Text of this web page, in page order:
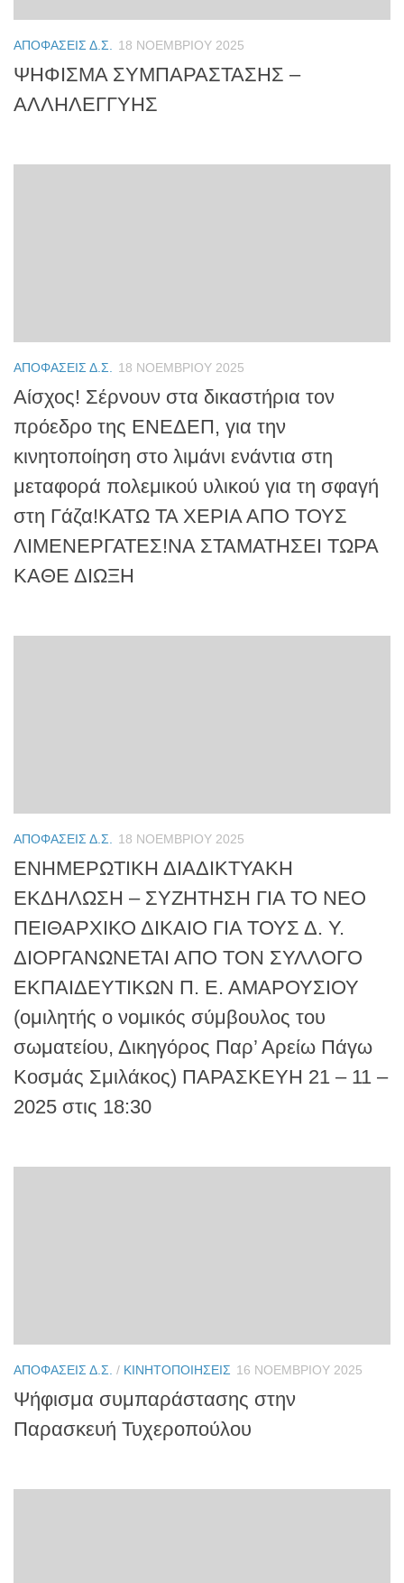
ΑΠΟΦΆΣΕΙΣ Δ.Σ. 18 ΝΟΕΜΒΡΊΟΥ 2025
ΨΗΦΙΣΜΑ ΣΥΜΠΑΡΑΣΤΑΣΗΣ –
ΑΛΛΗΛΕΓΓΥΗΣ
ΑΠΟΦΆΣΕΙΣ Δ.Σ. 18 ΝΟΕΜΒΡΊΟΥ 2025
Αίσχος! Σέρνουν στα δικαστήρια τον
πρόεδρο της ΕΝΕΔΕΠ, για την
κινητοποίηση στο λιμάνι ενάντια στη
μεταφορά πολεμικού υλικού για τη σφαγή
στη Γάζα!ΚΑΤΩ ΤΑ ΧΕΡΙΑ ΑΠΟ ΤΟΥΣ
ΛΙΜΕΝΕΡΓΑΤΕΣ!ΝΑ ΣΤΑΜΑΤΗΣΕΙ ΤΩΡΑ
ΚΑΘΕ ΔΙΩΞΗ
ΑΠΟΦΆΣΕΙΣ Δ.Σ. 18 ΝΟΕΜΒΡΊΟΥ 2025
ΕΝΗΜΕΡΩΤΙΚΗ ΔΙΑΔΙΚΤΥΑΚΗ
ΕΚΔΗΛΩΣΗ – ΣΥΖΗΤΗΣΗ ΓΙΑ ΤΟ ΝΕΟ
ΠΕΙΘΑΡΧΙΚΟ ΔΙΚΑΙΟ ΓΙΑ ΤΟΥΣ Δ. Υ.
ΔΙΟΡΓΑΝΩΝΕΤΑΙ ΑΠΟ ΤΟΝ ΣΥΛΛΟΓΟ
ΕΚΠΑΙΔΕΥΤΙΚΩΝ Π. Ε. ΑΜΑΡΟΥΣΙΟΥ
(ομιλητής ο νομικός σύμβουλος του
σωματείου, Δικηγόρος Παρ’ Αρείω Πάγω
Κοσμάς Σμιλάκος) ΠΑΡΑΣΚΕΥΗ 21 – 11 –
2025 στις 18:30
ΑΠΟΦΆΣΕΙΣ Δ.Σ. / ΚΙΝΗΤΟΠΟΙΉΣΕΙΣ 16 ΝΟΕΜΒΡΊΟΥ 2025
Ψήφισμα συμπαράστασης στην
Παρασκευή Τυχεροπούλου